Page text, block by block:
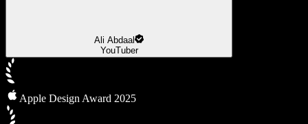
Ali Abdaal
YouTuber
Apple Design Award 2025